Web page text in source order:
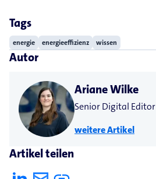
Tags
energie energieeffizienz wissen
Autor
Ariane Wilke
Senior Digital Editor
weitere Artikel
Artikel teilen